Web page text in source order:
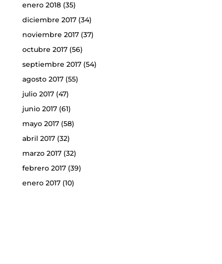
enero 2018(35)
diciembre 2017(34)
noviembre 2017(37)
octubre 2017(56)
septiembre 2017(54)
agosto 2017(55)
julio 2017(47)
junio 2017(61)
mayo 2017(58)
abril 2017(32)
marzo 2017(32)
febrero 2017(39)
enero 2017(10)